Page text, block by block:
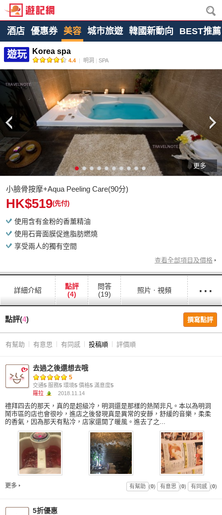
酒店 優惠券 美容 城市旅遊 韓國新動向 BEST推薦
遊玩 Korea spa
4.4 | 明洞 | SPA
更多
小臉骨按摩+Aqua Peeling Care(90分)
HK$519(先付)
使用含有金粉的香薰精油
使用石膏面膜促進脂肪燃燒
享受兩人的獨有空間
查看全部項目及價格
詳細介紹
點評
(4)
問答
(19)
照片ㆍ視頻 ···
點評(4) 撰寫點評
有幫助 有意思 有同感 投稿順 評價順
去過之後還想去哦
5
交通5 服務5 環境5 價格5 滿意度5
羅拉
2018.11.14
禮拜四去的那天，真的是超級冷，明洞還是那樣的熱鬧非凡。本以為明洞
鬧市區的店也會很吵，進店之後發現真是異常的安靜，舒緩的音樂，柔柔
的香氣，因為那天有點冷，店家還開了暖風。進去了之...
更多 有幫助 (0) 有意思 (0) 有同感 (0)
5折優惠